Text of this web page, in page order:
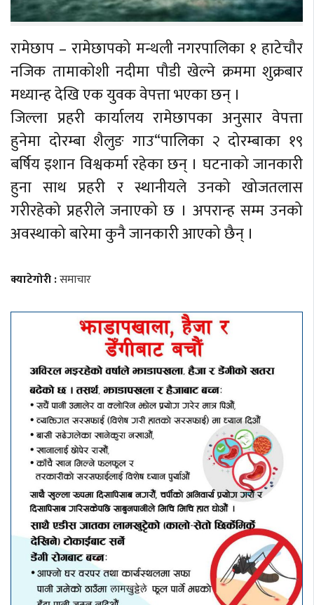
रामेछाप – रामेछापको मन्थली नगरपालिका १ हाटेचौर
नजिक तामाकोशी नदीमा पौडी खेल्ने क्रममा शुक्रबार
मध्यान्ह देखि एक युवक वेपत्ता भएका छन् ।
जिल्ला प्रहरी कार्यालय रामेछापका अनुसार वेपत्ता
हुनेमा दोरम्बा शैलुङ गाउ“पालिका २ दोरम्बाका १९
बर्षिय इशान विश्वकर्मा रहेका छन् । घटनाको जानकारी
हुना साथ प्रहरी र स्थानीयले उनको खोजतलास
गरीरहेको प्रहरीले जनाएको छ । अपरान्ह सम्म उनको
अवस्थाको बारेमा कुनै जानकारी आएको छैन् ।
क्याटेगोरी :समाचार